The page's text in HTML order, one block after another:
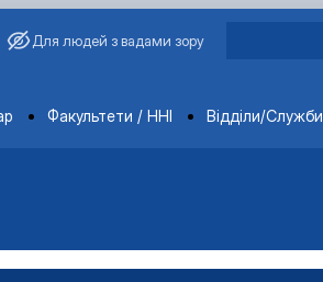
Для людей з вадами зору
Факультети / ННІ Відділи/Служби